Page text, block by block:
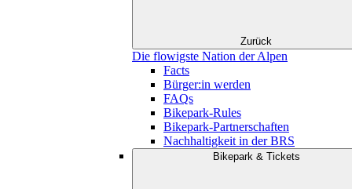
Zurück
Die flowigste Nation der Alpen
Facts
Bürger:in werden
FAQs
Bikepark-Rules
Bikepark-Partnerschaften
Nachhaltigkeit in der BRS
Bikepark & Tickets